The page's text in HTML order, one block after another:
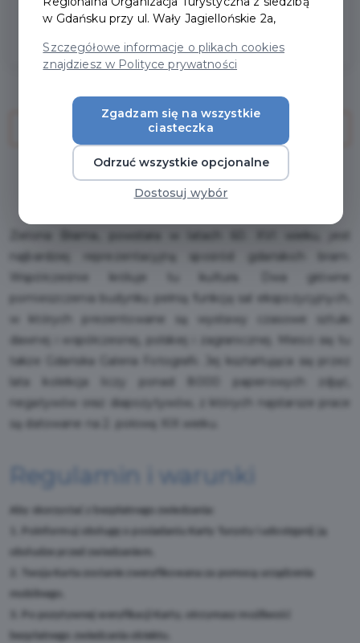
PRZEJDŹ DO ZAKUPU
Regulamin i warunki
najbardziej reprezentacyjną spośród gdańskich bram.
Współcześnie króluje tu kultura. Dwa główne
pomieszczenia budynku pełnią funkcję sal ekspozycyjnych,
w których prezentowane są wystawy czasowe sztuki
dawnej i współczesnej, polskiej i zagranicznej. Mieści się tu
także Gdańska Galeria Fotografii. Jej kształtująca się przez
lata kolekcja liczy ponad 8000 papierowych zdjęć,
negatywów oraz diapozytywów, z których najstarsze prace
są datowane na 2. połowę XIX wieku.
Regulamin i warunki
w Gdańsku przy ul. Wały Jagiellońskie 2a,
Szczegółowe informacje o plikach cookies
znajdziesz w Polityce prywatności
Zgadzam się na wszystkie
ciasteczka
Odrzuć wszystkie opcjonalne
Dostosuj wybór